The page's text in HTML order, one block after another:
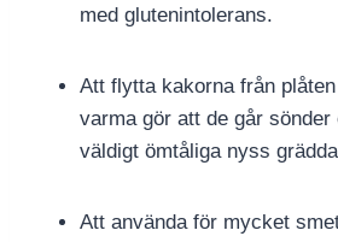
med glutenintolerans.
Att flytta kakorna från
varma gör att de går
väldigt ömtåliga nyss
Att använda för mycket